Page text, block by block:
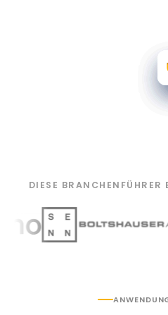
DIESE